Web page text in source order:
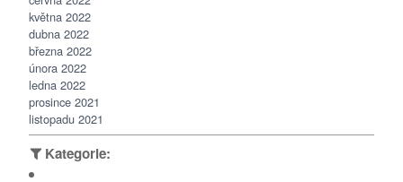
května 2022
dubna 2022
března 2022
února 2022
ledna 2022
prosince 2021
listopadu 2021